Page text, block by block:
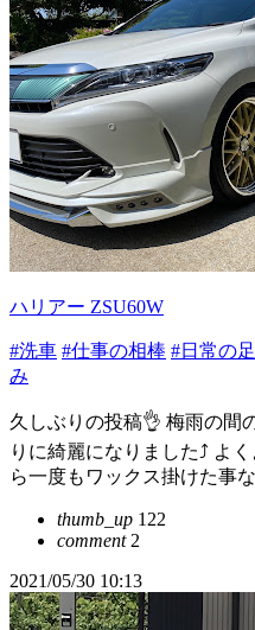
ハリアー ZSU60W
#洗車 #仕事の相棒 #日常の足
み
久しぶりの投稿👌 梅雨の間
りに綺麗になりました⤴️ よ
ら一度もワックス掛けた事
thumb_up 122
comment2
2021/05/30 10:13